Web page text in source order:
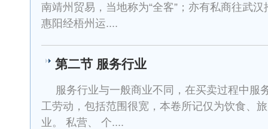
南靖州贸易，当地称为“全客”；亦有私商往武
惠阳经梧州运....
第二节 服务行业
服务行业与一般商业不同，在买卖过程中服
工劳动，包括范围很宽，本卷所记仅为饮食、
业。 私营、 个....